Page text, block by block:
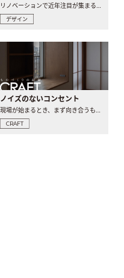
リノベーションで近年注目が集まる建築意匠の一つであるアール..
デザイン
ノイズのないコンセント
現場が始まるとき、まず向き合うものの一つがコンセントです..
CRAFT